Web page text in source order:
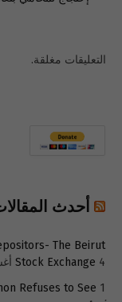
التعليقات مغلقة.
أحدث
The Beirut
Stock Exchange 4 أغسطس 2026
Refuses to See 1 أغسطس 2026